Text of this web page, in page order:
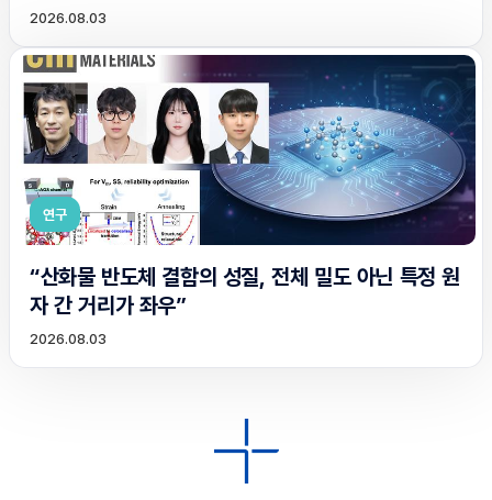
2026.08.03
연구
“산화물 반도체 결함의 성질, 전체 밀도 아닌 특정 원
자 간 거리가 좌우”
2026.08.03